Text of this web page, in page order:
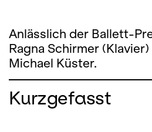
Anlässlich der Ballett-
Ragna Schirmer
Michael Küster.
Kurzgefasst